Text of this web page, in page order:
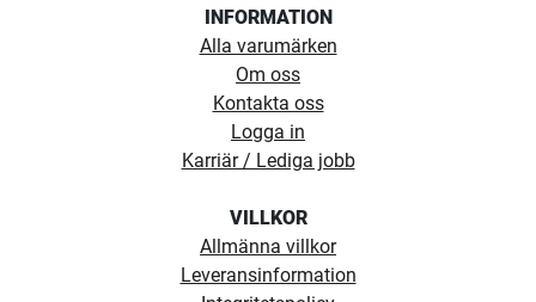
INFORMATION
Alla varumärken
Om oss
Kontakta oss
Logga in
Karriär / Lediga jobb
VILLKOR
Allmänna villkor
Leveransinformation